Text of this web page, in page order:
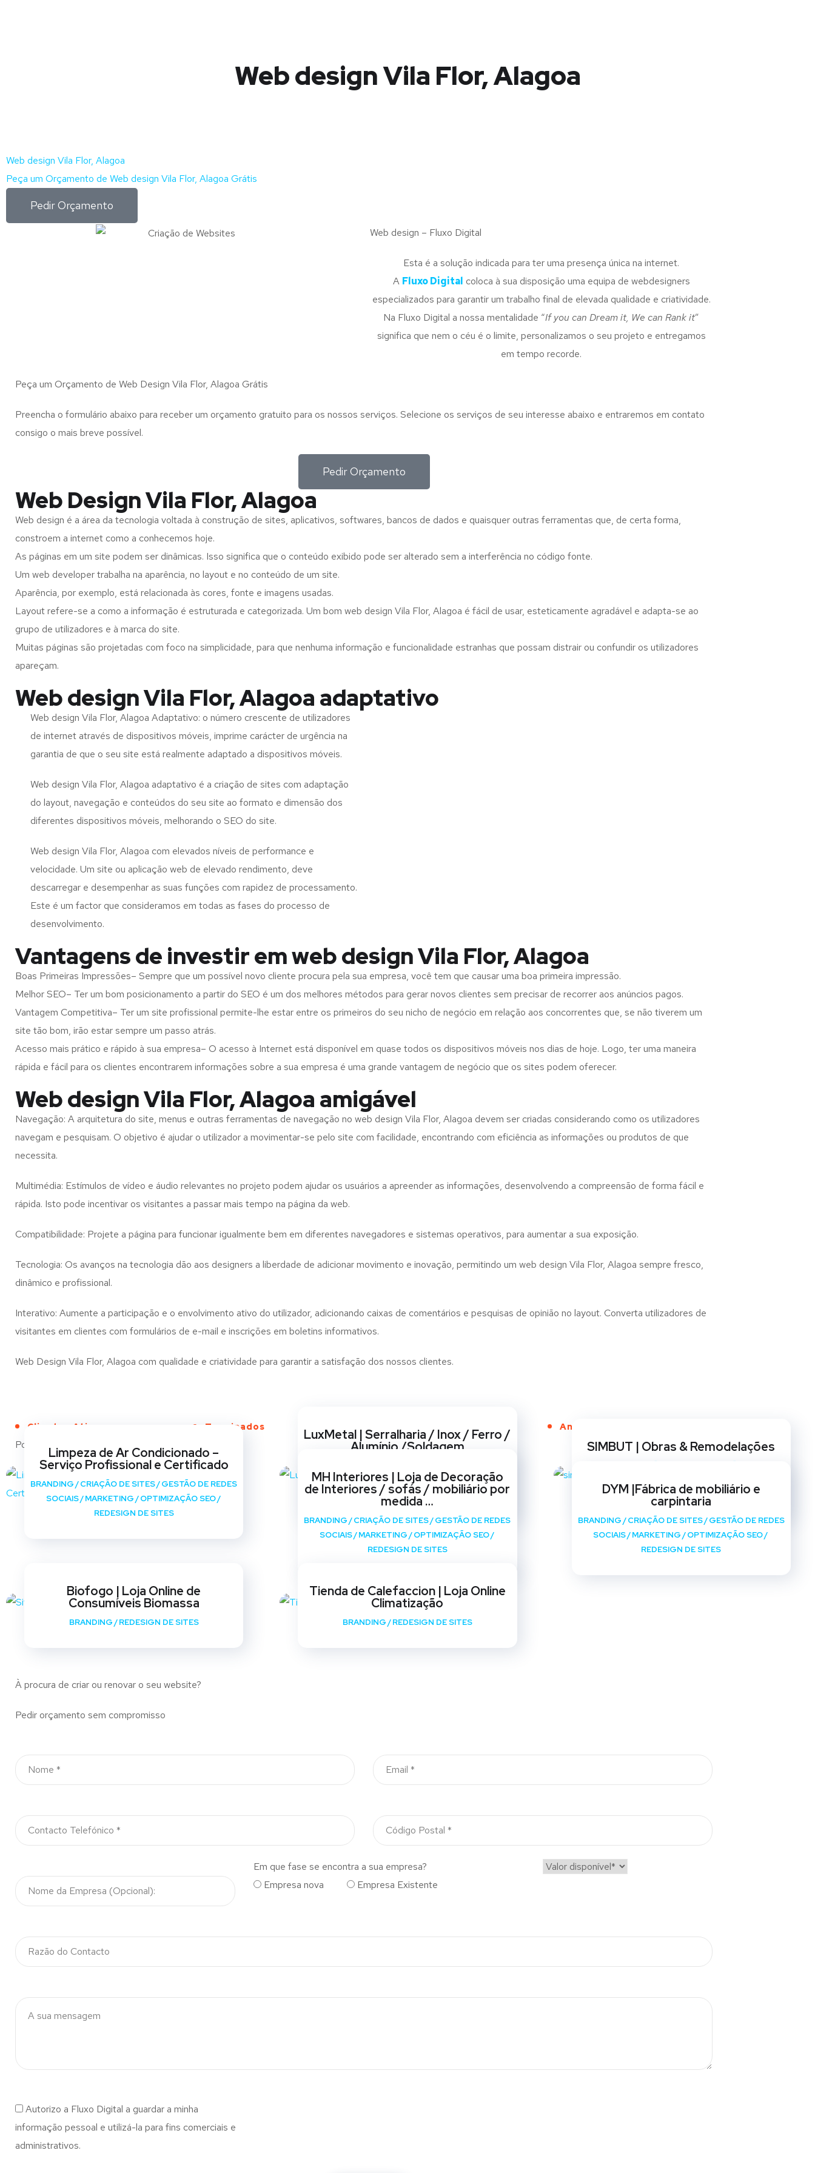
Web design Vila Flor, Alagoa
Web design Vila Flor, Alagoa
Peça um Orçamento de Web design Vila Flor, Alagoa Grátis
Pedir Orçamento
Web design – Fluxo Digital
Esta é a solução indicada para ter uma presença única na internet.
A Fluxo Digital coloca à sua disposição uma equipa de webdesigners
especializados para garantir um trabalho final de elevada qualidade e criatividade.
Na Fluxo Digital a nossa mentalidade “If you can Dream it, We can Rank it”
significa que nem o céu é o limite, personalizamos o seu projeto e entregamos
em tempo recorde.
Peça um Orçamento de Web Design Vila Flor, Alagoa Grátis
Preencha o formulário abaixo para receber um orçamento gratuito para os nossos serviços. Selecione os serviços de seu interesse abaixo e entraremos em contato
consigo o mais breve possível.
Pedir Orçamento
Web Design Vila Flor, Alagoa
Web design é a área da tecnologia voltada à construção de sites, aplicativos, softwares, bancos de dados e quaisquer outras ferramentas que, de certa forma,
constroem a internet como a conhecemos hoje.
As páginas em um site podem ser dinâmicas. Isso significa que o conteúdo exibido pode ser alterado sem a interferência no código fonte.
Um web developer trabalha na aparência, no layout e no conteúdo de um site.
Aparência, por exemplo, está relacionada às cores, fonte e imagens usadas.
Layout refere-se a como a informação é estruturada e categorizada. Um bom web design Vila Flor, Alagoa é fácil de usar, esteticamente agradável e adapta-se ao
grupo de utilizadores e à marca do site.
Muitas páginas são projetadas com foco na simplicidade, para que nenhuma informação e funcionalidade estranhas que possam distrair ou confundir os utilizadores
apareçam.
Web design Vila Flor, Alagoa adaptativo
Web design Vila Flor, Alagoa Adaptativo: o número crescente de utilizadores
de internet através de dispositivos móveis, imprime carácter de urgência na
garantia de que o seu site está realmente adaptado a dispositivos móveis.
Web design Vila Flor, Alagoa adaptativo é a criação de sites com adaptação
do layout, navegação e conteúdos do seu site ao formato e dimensão dos
diferentes dispositivos móveis, melhorando o SEO do site.
Web design Vila Flor, Alagoa com elevados níveis de performance e
velocidade. Um site ou aplicação web de elevado rendimento, deve
descarregar e desempenhar as suas funções com rapidez de processamento.
Este é um factor que consideramos em todas as fases do processo de
desenvolvimento.
Vantagens de investir em web design Vila Flor, Alagoa
Boas Primeiras Impressões– Sempre que um possível novo cliente procura pela sua empresa, você tem que causar uma boa primeira impressão.
Melhor SEO– Ter um bom posicionamento a partir do SEO é um dos melhores métodos para gerar novos clientes sem precisar de recorrer aos anúncios pagos.
Vantagem Competitiva– Ter um site profissional permite-lhe estar entre os primeiros do seu nicho de negócio em relação aos concorrentes que, se não tiverem um
site tão bom, irão estar sempre um passo atrás.
Acesso mais prático e rápido à sua empresa– O acesso à Internet está disponível em quase todos os dispositivos móveis nos dias de hoje. Logo, ter uma maneira
rápida e fácil para os clientes encontrarem informações sobre a sua empresa é uma grande vantagem de negócio que os sites podem oferecer.
Web design Vila Flor, Alagoa amigável
Navegação: A arquitetura do site, menus e outras ferramentas de navegação no web design Vila Flor, Alagoa devem ser criadas considerando como os utilizadores
navegam e pesquisam. O objetivo é ajudar o utilizador a movimentar-se pelo site com facilidade, encontrando com eficiência as informações ou produtos de que
necessita.
Multimédia: Estímulos de vídeo e áudio relevantes no projeto podem ajudar os usuários a apreender as informações, desenvolvendo a compreensão de forma fácil e
rápida. Isto pode incentivar os visitantes a passar mais tempo na página da web.
Compatibilidade: Projete a página para funcionar igualmente bem em diferentes navegadores e sistemas operativos, para aumentar a sua exposição.
Tecnologia: Os avanços na tecnologia dão aos designers a liberdade de adicionar movimento e inovação, permitindo um web design Vila Flor, Alagoa sempre fresco,
dinâmico e profissional.
Interativo: Aumente a participação e o envolvimento ativo do utilizador, adicionando caixas de comentários e pesquisas de opinião no layout. Converta utilizadores de
visitantes em clientes com formulários de e-mail e inscrições em boletins informativos.
Web Design Vila Flor, Alagoa com qualidade e criatividade para garantir a satisfação dos nossos clientes.
Clientes Ativos Terminados Anos de Serviço
Portfólio
Limpeza de Ar Condicionado –
Serviço Profissional e Certificado
BRANDING/CRIAÇÃO DE SITES/GESTÃO DE REDES
SOCIAIS/MARKETING/OPTIMIZAÇÃO SEO/
REDESIGN DE SITES
LuxMetal | Serralharia / Inox / Ferro /
Alumínio /Soldagem
SOCIAIS/ MARKETING/OPTIMIZAÇÃO SEO/
REDESIGN DE SITES
SIMBUT | Obras & Remodelações
REDESIGN DE SITES
MH Interiores | Loja de Decoração
de Interiores / sofás / mobiliário por
medida …
BRANDING /CRIAÇÃO DE SITES/GESTÃO DE REDES
SOCIAIS/MARKETING/OPTIMIZAÇÃO SEO/
REDESIGN DE SITES
DYM |Fábrica de mobiliário e
carpintaria
BRANDING/CRIAÇÃO DE SITES/GESTÃO DE REDES
SOCIAIS/MARKETING/OPTIMIZAÇÃO SEO/
REDESIGN DE SITES
Biofogo | Loja Online de
Consumíveis Biomassa
BRANDING/REDESIGN DE SITES
Tienda de Calefaccion | Loja Online
Climatização
BRANDING/REDESIGN DE SITES
À procura de criar ou renovar o seu website?
Pedir orçamento sem compromisso
Em que fase se encontra a sua empresa?
Empresa nova
Empresa Existente
Autorizo a Fluxo Digital a guardar a minha
informação pessoal e utilizá-la para fins comerciais e
administrativos.